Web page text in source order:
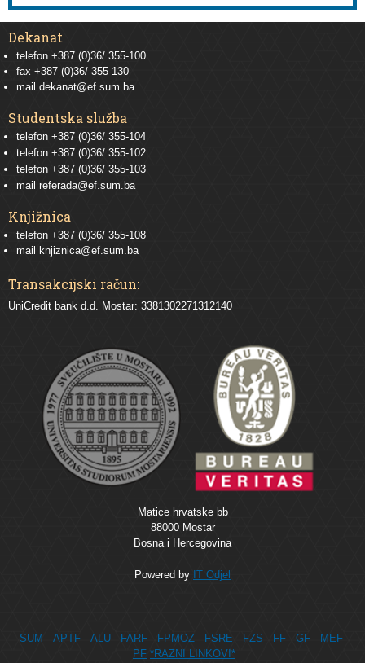
Dekanat
telefon +387 (0)36/ 355-100
fax +387 (0)36/ 355-130
mail dekanat@ef.sum.ba
Studentska služba
telefon +387 (0)36/ 355-104
telefon +387 (0)36/ 355-102
telefon +387 (0)36/ 355-103
mail referada@ef.sum.ba
Knjižnica
telefon +387 (0)36/ 355-108
mail knjiznica@ef.sum.ba
Transakcijski račun:
UniCredit bank d.d. Mostar: 3381302271312140
Matice hrvatske bb
88000 Mostar
Bosna i Hercegovina
Powered by IT Odjel
SUM APTF ALU FARF FPMOZ FSRE FZS FF GF
MEF
PF *RAZNI LINKOVI*